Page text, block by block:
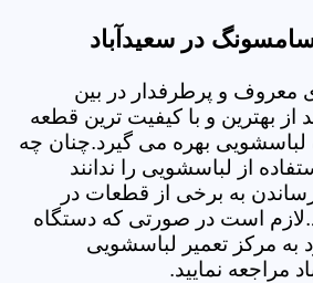
در سعیدآباد
معروف و پرطرفدار در بین
از بهترین و با کیفیت ترین قطعه
بهره می گیرد.چنان چه
از لباسشویی را ندانند
به برخی از قطعات در
است در صورتی که دستگاه
به مرکز تعمیر لباسشویی
مراجعه نمایید.